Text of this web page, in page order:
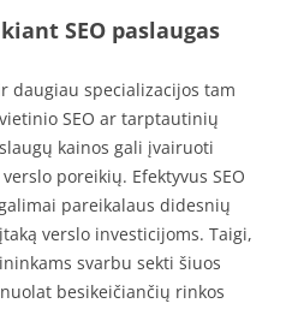
SEO paslaugas
daugiau specializacijos tam
SEO ar tarptautinių
kainos gali įvairuoti
poreikių. Efektyvus SEO
pareikalaus didesnių
verslo investicijoms. Taigi,
svarbu sekti šiuos
besikeičiančių rinkos